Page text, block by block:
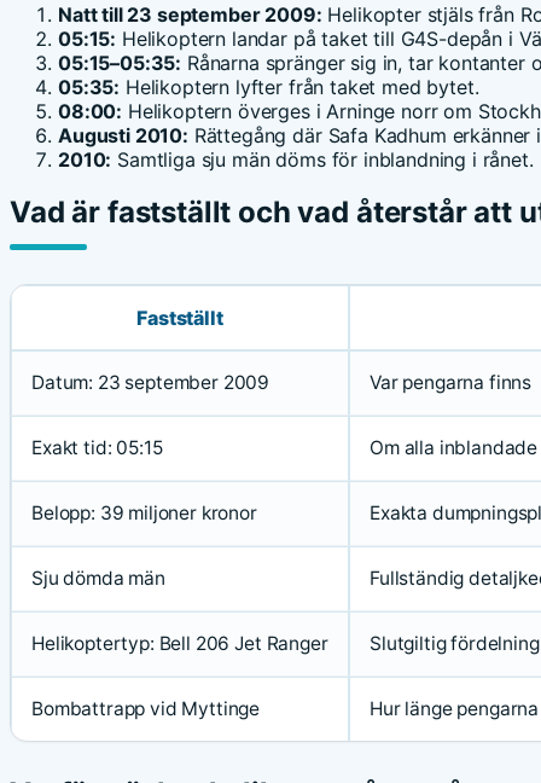
Natt till 23 september 2009: Helikopter stjäls från
05:15: Helikoptern landar på taket till G4S-depån i
05:15–05:35: Rånarna spränger sig in, tar kontanter
05:35: Helikoptern lyfter från taket med bytet.
08:00: Helikoptern överges i Arninge norr om
Augusti 2010: Rättegång där Safa Kadhum erkänner
2010: Samtliga sju män döms för inblandning i rånet.
Vad är fastställt och vad återstår att
Fastställt
Datum: 23 september 2009 Var pengarna finns
Exakt tid: 05:15 Om alla
Belopp: 39 miljoner kronor Exakta
Sju dömda män Fullständig
Helikoptertyp: Bell 206 Jet Ranger Slutgiltig
Bombattrapp vid Myttinge Hur länge